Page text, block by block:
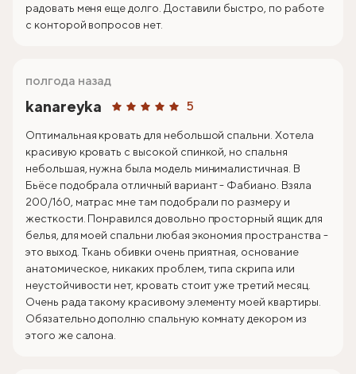
радовать меня еще долго. Доставили быстро, по работе
с конторой вопросов нет.
kanareyka 5
полгода назад
Оптимальная кровать для небольшой спальни. Хотела
красивую кровать с высокой спинкой, но спальня
небольшая, нужна была модель минималистичная. В
Бьёсе подобрала отличный вариант - Фабиано. Взяла
200/160, матрас мне там подобрали по размеру и
жесткости. Понравился довольно просторный ящик для
белья, для моей спальни любая экономия пространства -
это выход. Ткань обивки очень приятная, основание
анатомическое, никаких проблем, типа скрипа или
неустойчивости нет, кровать стоит уже третий месяц.
Очень рада такому красивому элементу моей квартиры.
Обязательно дополню спальную комнату декором из
этого же салона.